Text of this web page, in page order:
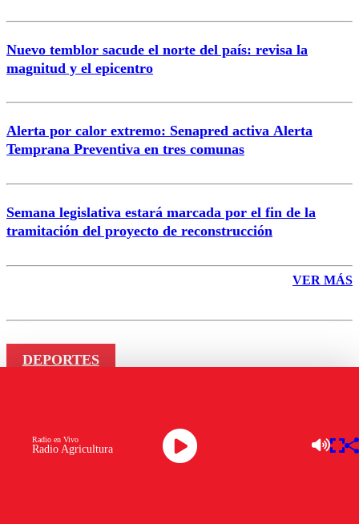
Nuevo temblor sacude el norte del país: revisa la
magnitud y el epicentro
Alerta por calor extremo: Senapred activa Alerta
Temprana Preventiva en tres comunas
Semana legislativa estará marcada por el fin de la
tramitación del proyecto de reconstrucción
VER MÁS
DEPORTES
analizan el juego de Colo-Colo:
Radio Agricultura
Radio en Vivo